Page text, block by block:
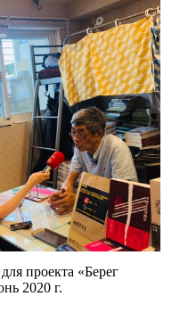
проекта «Берег
2020 г.